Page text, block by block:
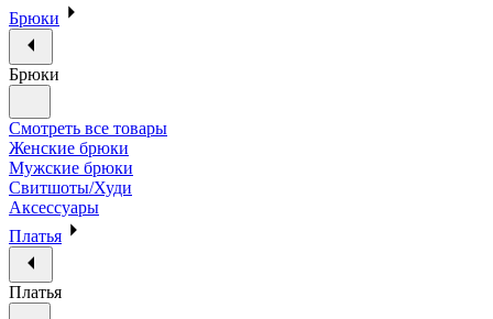
Брюки
Брюки
Смотреть все товары
Женские брюки
Мужские брюки
Свитшоты/Худи
Аксессуары
Платья
Платья